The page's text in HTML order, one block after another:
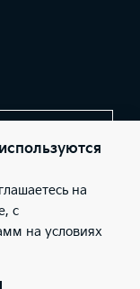
адрес: г.
+7 (4742) 34-77-77;
«Киа Россия и
26; Телефон: 8 800
ведут
на
с
на условиях